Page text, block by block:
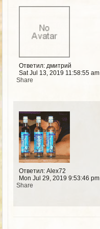
Ответил: дмитрий
Sat Jul 13, 2019 11:58:55 am
Share
Ответил: Alex72
Mon Jul 29, 2019 9:53:46 pm
Share